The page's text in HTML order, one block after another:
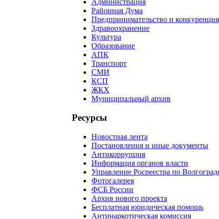
Администрация
Районная Дума
Предпринимательство и конкуренция
Здравоохранение
Культура
Образование
АПК
Транспорт
СМИ
КСП
ЖКХ
Муниципальный архив
Ресурсы
Новостная лента
Постановления и иные документы
Антикоррупция
Информация органов власти
Управление Росреестра по
Фотогалерея
ФСБ России
Архив нового проекта
Бесплатная юридическая помощь
Антинаркотическая комиссия